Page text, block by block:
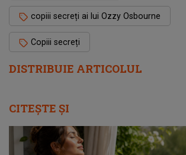
DISTRIBUIE ARTICOLUL
copiii secreți ai lui Ozzy Osbourne
Copiii secreți
CITEȘTE ȘI